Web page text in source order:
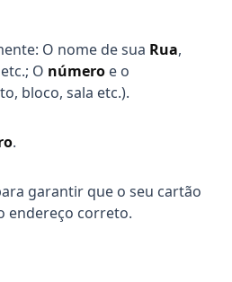
O nome de sua Rua,
O número e o
bloco, sala etc.).
.
garantir que o seu cartão
endereço correto.